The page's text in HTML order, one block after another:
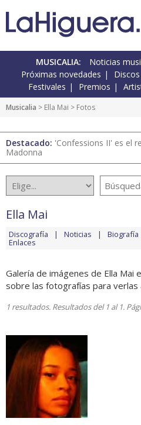
MUSICALIA: Noticias
Próximas novedades
Festivales
Premios
Musicalia > Ella Mai > Fotos
Destacado: 'Confessions II' es el
Madonna
Ella Mai
Discografía Noticias Biografía
Enlaces
Galería de imágenes de Ella Mai
sobre las fotografías para verlas
1 resultados. Resultados del 1 al 1.